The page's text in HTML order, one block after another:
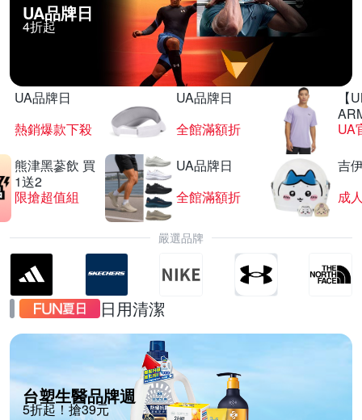
UA品牌日
4折起
UA品牌日
熱銷爆款下殺
UA品牌日
全館滿額折
【
UA
熊津黑蔘飲 買
1送2
限搶超值組
UA品牌日
全館滿額折
吉
嚴選品牌
日用清潔
台塑生醫品牌週
5折起！搶39元